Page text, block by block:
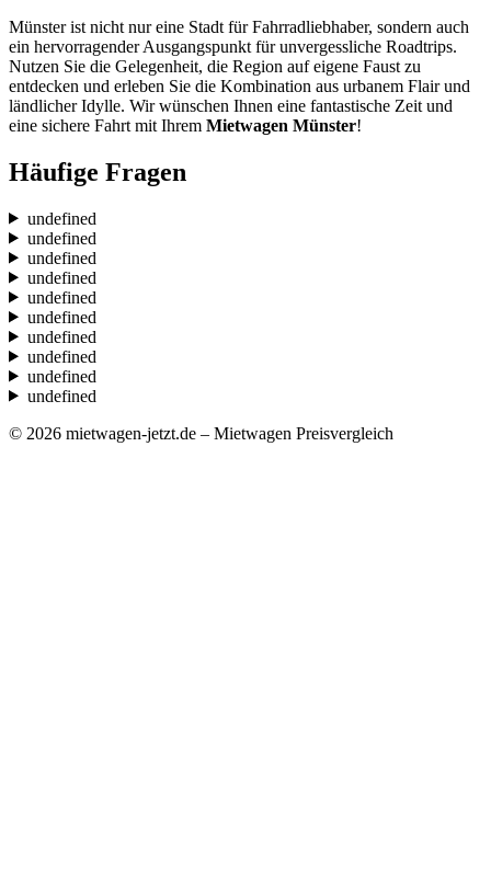
Münster ist nicht nur eine Stadt für Fahrradliebhaber, sondern auch
ein hervorragender Ausgangspunkt für unvergessliche Roadtrips.
Nutzen Sie die Gelegenheit, die Region auf eigene Faust zu
entdecken und erleben Sie die Kombination aus urbanem Flair und
ländlicher Idylle. Wir wünschen Ihnen eine fantastische Zeit und
eine sichere Fahrt mit Ihrem Mietwagen Münster!
Häufige Fragen
undefined
undefined
undefined
undefined
undefined
undefined
undefined
undefined
undefined
undefined
© 2026 mietwagen-jetzt.de – Mietwagen Preisvergleich